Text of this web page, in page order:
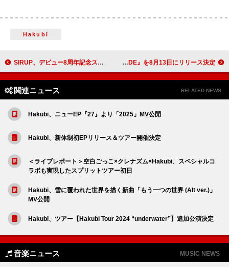
Hakubi
SIRUP、デビュー8周年記念スペシャルライブ【8th Anniversary Live “DIARY”】9/14開催決定 倖田來未、劇場アニメーション映画『ChaO』主題歌を含む夏のEP『De-CODE』を8月13日にリリース決定
関連ニュース RELATED NEWS
Hakubi、ニューEP『27』より「2025」MV公開
Hakubi、新体制初EPリリース＆ツアー開催決定
＜ライブレポート＞空白ごっこ×クレナズム×Hakubi、スペシャルコ
ラボも実現したスプリットツアー初日
Hakubi、雪に覆われた世界を描く新曲「もう一つの世界 (Alt ver.)」
MV公開
Hakubi、ツアー【Hakubi Tour 2024 “underwater”】追加公演決定
音楽ニュース MUSIC NEWS